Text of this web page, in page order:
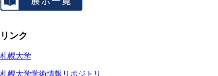
リンク
札幌大学
札幌大学学術情報リポジトリ